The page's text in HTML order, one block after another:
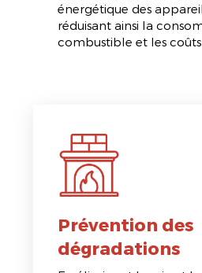
énergétique des
réduisant ainsi la
combustible et les coûts
Prévention des
dégradations